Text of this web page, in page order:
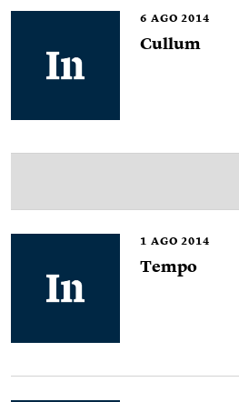
6 AGO 2014
Cullum
1 AGO 2014
Tempo